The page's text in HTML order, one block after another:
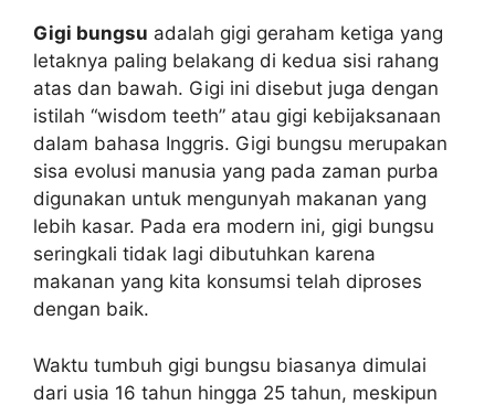
Gigi bungsu adalah gigi geraham ketiga yang
letaknya paling belakang di kedua sisi rahang
atas dan bawah. Gigi ini disebut juga dengan
istilah “wisdom teeth” atau gigi kebijaksanaan
dalam bahasa Inggris. Gigi bungsu merupakan
sisa evolusi manusia yang pada zaman purba
digunakan untuk mengunyah makanan yang
lebih kasar. Pada era modern ini, gigi bungsu
seringkali tidak lagi dibutuhkan karena
makanan yang kita konsumsi telah diproses
dengan baik.
Waktu tumbuh gigi bungsu biasanya dimulai
dari usia 16 tahun hingga 25 tahun, meskipun